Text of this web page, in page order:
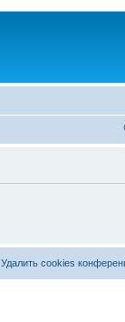
Удалить cookies